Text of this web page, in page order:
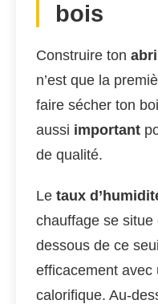
bois
Construire ton
n’est que la
faire sécher ton
aussi important
de qualité.
Le taux
chauffage se situe
dessous de ce
efficacement avec
calorifique. Au-